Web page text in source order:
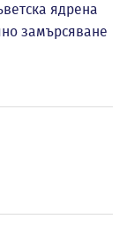
ядрена
замърсяване